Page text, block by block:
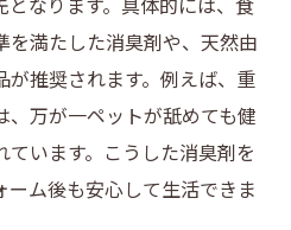
を満たした消臭剤や、天然由
推奨されます。例えば、重
万が一ペットが舐めても健
います。こうした消臭剤を
ム後も安心して生活できま